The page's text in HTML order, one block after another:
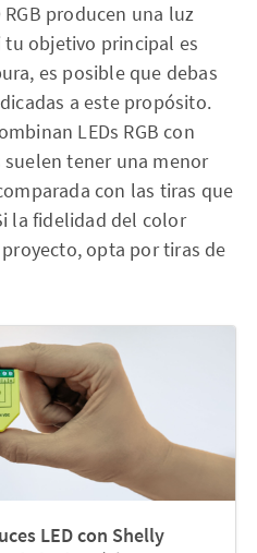
producen una luz
tu objetivo principal es
es posible que debas
a este propósito.
LEDs RGB con
suelen tener una menor
con las tiras que
la fidelidad del color
opta por tiras de
LED con Shelly